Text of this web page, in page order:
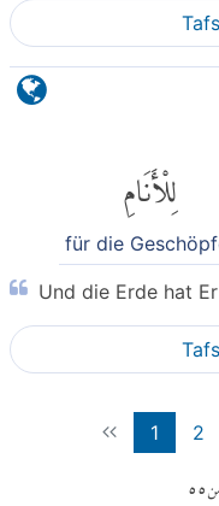
لِلْأَنَامِ
für die
Und die Erde hat
1 2
٥٥